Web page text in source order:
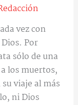
vez con
Por
sólo de una
los muertos,
viaje al más
ni Dios